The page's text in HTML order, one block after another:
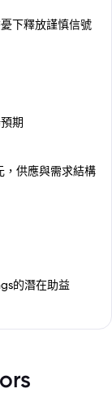
下釋放謹慎信號
期
，供應與需求結構
的潛在助益